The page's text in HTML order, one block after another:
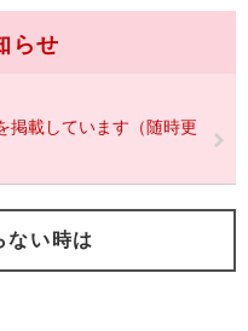
らせ
掲載しています（随時更
ない時は